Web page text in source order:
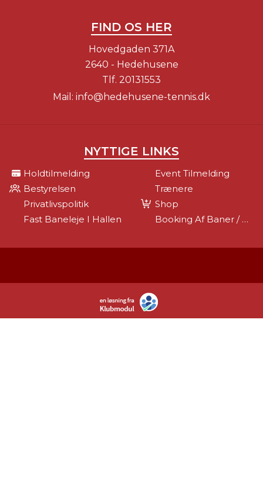
FIND OS HER
Hovedgaden 371A
2640 - Hedehusene
Tlf. 20131553
Mail: info@hedehusene-tennis.dk
NYTTIGE LINKS
Holdtilmelding
Event Tilmelding
Bestyrelsen
Trænere
Privatlivspolitik
Shop
Fast Baneleje I Hallen
Booking Af Baner / Kontingent